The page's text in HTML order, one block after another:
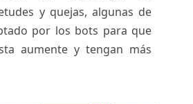
y quejas, algunas de
por los bots para que
aumente y tengan más